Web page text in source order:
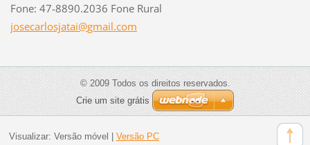
Fone: 47-8890.2036 Fone Rural
josecarlosjatai@gmail.com
© 2009 Todos os direitos reservados.
Crie um site grátis
Visualizar: Versão móvel Versão PC